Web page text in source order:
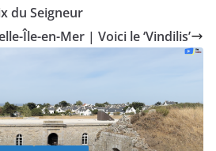
du Seigneur
Île-en-Mer | Voici le ‘Vindilis’